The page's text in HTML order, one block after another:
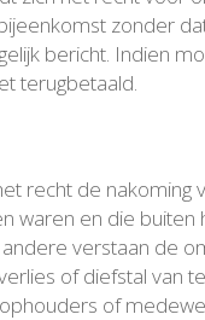
zonder
bericht. Indien
terugbetaald.
recht de
waren en die buiten
verstaan de
of diefstal van
of